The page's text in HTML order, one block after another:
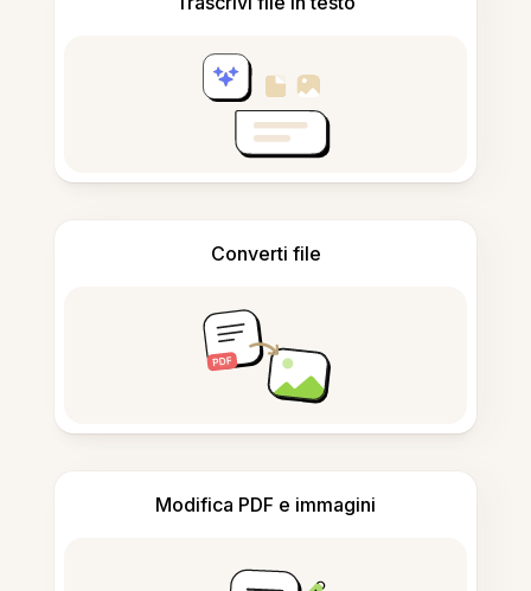
Converti file
Modifica PDF e immagini